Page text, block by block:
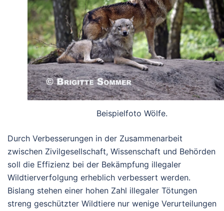
Beispielfoto Wölfe.
Durch Verbesserungen in der Zusammenarbeit
zwischen Zivilgesellschaft, Wissenschaft und Behörden
soll die Effizienz bei der Bekämpfung illegaler
Wildtierverfolgung erheblich verbessert werden.
Bislang stehen einer hohen Zahl illegaler Tötungen
streng geschützter Wildtiere nur wenige Verurteilungen